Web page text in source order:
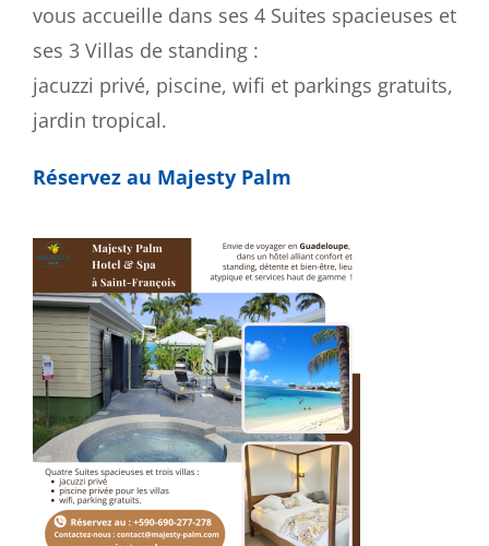
vous accueille dans ses 4 Suites spacieuses et
ses 3 Villas de standing :
jacuzzi privé, piscine, wifi et parkings gratuits,
jardin tropical.
Réservez au Majesty Palm